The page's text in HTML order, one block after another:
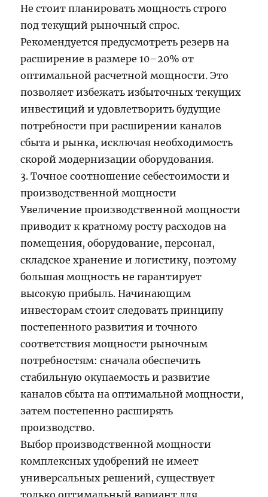
Не стоит планировать мощность строго
под текущий рыночный спрос.
Рекомендуется предусмотреть резерв на
расширение в размере 10–20% от
оптимальной расчетной мощности. Это
позволяет избежать избыточных текущих
инвестиций и удовлетворить будущие
потребности при расширении каналов
сбыта и рынка, исключая необходимость
скорой модернизации оборудования.
3. Точное соотношение себестоимости и
производственной мощности
Увеличение производственной мощности
приводит к кратному росту расходов на
помещения, оборудование, персонал,
складское хранение и логистику, поэтому
большая мощность не гарантирует
высокую прибыль. Начинающим
инвесторам стоит следовать принципу
постепенного развития и точного
соответствия мощности рыночным
потребностям: сначала обеспечить
стабильную окупаемость и развитие
каналов сбыта на оптимальной мощности,
затем постепенно расширять
производство.
Выбор производственной мощности
комплексных удобрений не имеет
универсальных решений, существует